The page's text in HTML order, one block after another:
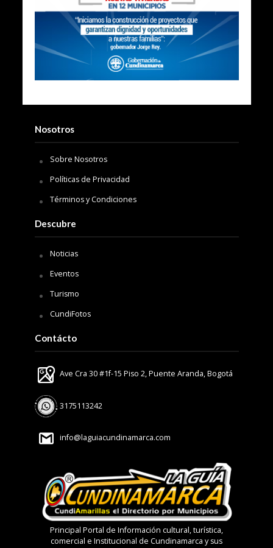
Nosotros
Sobre Nosotros
Políticas de Privacidad
Términos y Condiciones
Descubre
Noticias
Eventos
Turismo
CundiFotos
Contácto
Ave Cra 30 #1f-15 Piso 2, Puente Aranda, Bogotá
3175113242
info@laguiacundinamarca.com
Principal Portal de Información cultural, turística,
comercial e Institucional de Cundinamarca y sus